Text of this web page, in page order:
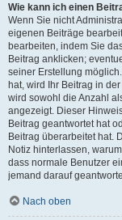
Wie kann ich einen
Wenn Sie nicht
eigenen Beiträge
bearbeiten, indem Sie
Beitrag anklicken;
seiner Erstellung
hat, wird Ihr Beitrag in
wird sowohl die Anzahl
angezeigt. Dieser
Beitrag geantwortet hat
Beitrag überarbeitet hat.
Notiz hinterlassen,
dass normale Benutzer
jemand darauf
Nach oben